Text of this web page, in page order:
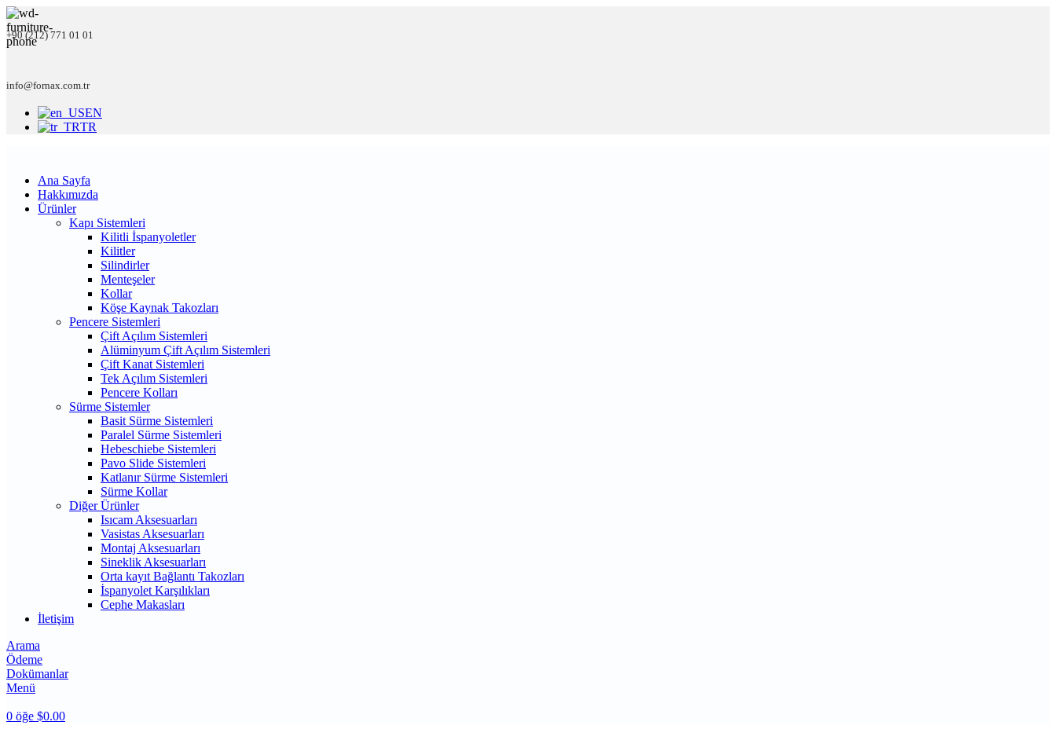
+90 (212) 771 01 01
info@fornax.com.tr
EN
TR
Ana Sayfa
Hakkımızda
Ürünler
Kapı Sistemleri
Kilitli İspanyoletler
Kilitler
Silindirler
Menteşeler
Kollar
Köşe Kaynak Takozları
Pencere Sistemleri
Çift Açılım Sistemleri
Alüminyum Çift Açılım Sistemleri
Çift Kanat Sistemleri
Tek Açılım Sistemleri
Pencere Kolları
Sürme Sistemler
Basit Sürme Sistemleri
Paralel Sürme Sistemleri
Hebeschiebe Sistemleri
Pavo Slide Sistemleri
Katlanır Sürme Sistemleri
Sürme Kollar
Diğer Ürünler
Isıcam Aksesuarları
Vasistas Aksesuarları
Montaj Aksesuarları
Sineklik Aksesuarları
Orta kayıt Bağlantı Takozları
İspanyolet Karşılıkları
Cephe Makasları
İletişim
Arama
Ödeme
Dokümanlar
Menü
0 öğe $0.00